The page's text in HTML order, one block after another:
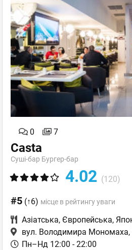
0 7
Casta
Суші-бар Бургер-бар
4.02 (120)
#5 (↑6) місце в рейтингу уваги
Азіатська, Європейська,
вул. Володимира Мономаха,
Пн–Нд 12:00 - 22:00